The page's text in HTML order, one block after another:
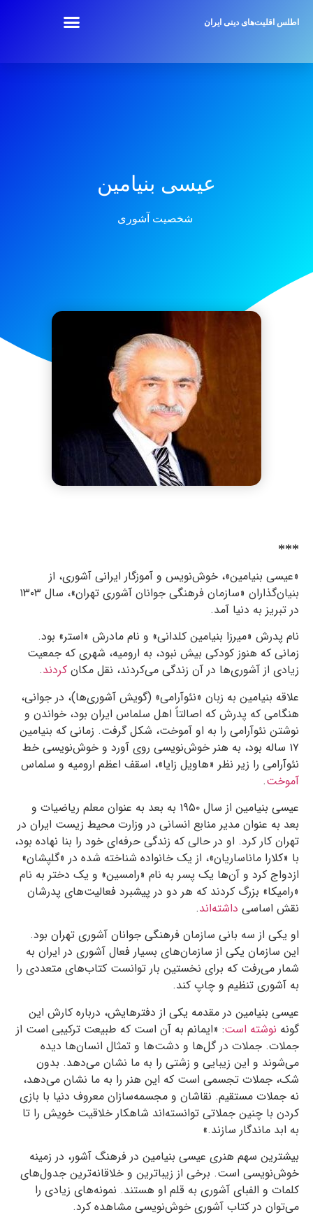
اطلس اقلیت‌های دینی ایران
عیسی بنیامین
شخصیت آشوری
***
«عیسی بنیامین»، خوش‌نویس و آموزگار ایرانی آشوری، از
بنیان‌گذاران «سازمان فرهنگی جوانان آشوری تهران»، سال ۱۳۰۳
در تبریز به دنیا آمد.
نام پدرش «میرزا بنیامین کلدانی» و نام مادرش «استر» بود.
زمانی که هنوز کودکی بیش نبود، به ارومیه، شهری که جمعیت
زیادی از آشوری‌ها در آن زندگی می‌کردند، نقل مکان کردند.
علاقه بنیامین به زبان «نئوآرامی» (گویش آشوری‌ها)، در جوانی،
هنگامی که پدرش که اصالتاً اهل سلماس ایران بود، خواندن و
نوشتن نئوآرامی را به او آموخت، شکل گرفت. زمانی که بنیامین
۱۷ساله بود، به هنر خوش‌نویسی روی آورد و خوش‌نویسی خط
نئوآرامی را زیر نظر «هاویل زایا»، اسقف اعظم ارومیه و سلماس
آموخت.
عیسی بنیامین از سال ۱۹۵۰به بعد به عنوان معلم ریاضیات و
بعد به عنوان مدیر منابع انسانی در وزارت محیط زیست ایران در
تهران کار کرد. او در حالی که زندگی حرفه‌ای خود را بنا نهاده بود،
با «کلارا ماناساریان»، از یک خانواده شناخته شده در «گلپشان»
ازدواج کرد و آن‌ها یک پسر به نام «رامسین» و یک دختر به نام
«رامیکا» بزرگ کردند که هر دو در پیشبرد فعالیت‌های پدرشان
نقش اساسی داشته‌اند.
او یکی از سه بانی سازمان فرهنگی جوانان آشوری تهران بود.
این سازمان یکی از سازمان‌های بسیار فعال آشوری در ایران به
شمار می‌رفت که برای نخستین بار توانست کتاب‌های متعددی را
به آشوری تنظیم و چاپ کند.
عیسی بنیامین در مقدمه یکی از دفترهایش، درباره کارش این
گونه نوشته است: «ایمانم به آن است که طبیعت ترکیبی است از
جملات. جملات در گل‌ها و دشت‌ها و تمثال انسان‌ها دیده
می‌شوند و این زیبایی و زشتی را به ما نشان می‌دهد. بدون
شک، جملات تجسمی است که این هنر را به ما نشان می‌دهد،
نه جملات مستقیم. نقاشان و مجسمه‌سازان معروف دنیا با بازی
کردن با چنین جملاتی توانسته‌اند شاهکار خلاقیت خویش را تا
به ابد ماندگار سازند.»
بیشترین سهم هنری عیسی بنیامین در فرهنگ آشور، در زمینه
خوش‌نویسی است. برخی از زیباترین و خلاقانه‌ترین جدول‌های
کلمات و الفبای آشوری به قلم او هستند. نمونه‌های زیادی را
می‌توان در کتاب آشوری خوش‌نویسی مشاهده کرد.